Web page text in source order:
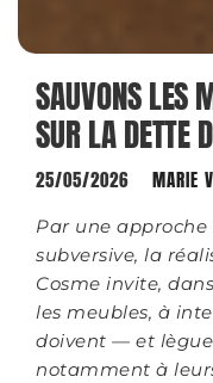
SAUVONS LES
SUR LA DETTE
25/05/2026 MARIE
Par une
subversive, la
Cosme invite,
les meubles, à
doivent — et
notamment à